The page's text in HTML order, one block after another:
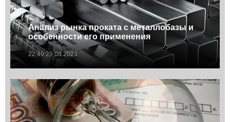
Анализ рынка проката с металлобазы и
особенности его применения
22:49 29.08.2023